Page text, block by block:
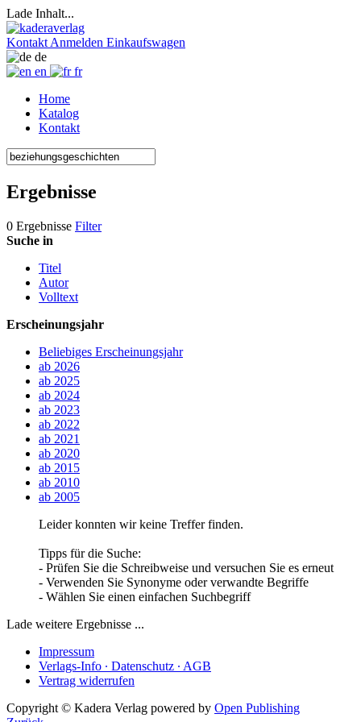
Lade Inhalt...
Kontakt Anmelden Einkaufswagen
de
en
fr
Home
Katalog
Kontakt
Ergebnisse
0 Ergebnisse Filter
Suche in
Titel
Autor
Volltext
Erscheinungsjahr
Beliebiges Erscheinungsjahr
ab 2026
ab 2025
ab 2024
ab 2023
ab 2022
ab 2021
ab 2020
ab 2015
ab 2010
ab 2005
Leider konnten wir keine Treffer finden.
Tipps für die Suche:
- Prüfen Sie die Schreibweise und versuchen Sie es erneut
- Verwenden Sie Synonyme oder verwandte Begriffe
- Wählen Sie einen einfachen Suchbegriff
Lade weitere Ergebnisse ...
Impressum
Verlags-Info ∙ Datenschutz ∙ AGB
Vertrag widerrufen
Copyright © Kadera Verlag powered by Open Publishing